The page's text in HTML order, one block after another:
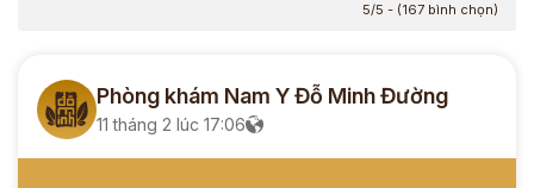
5/5 - (167 bình chọn)
Phòng khám Nam Y Đỗ Minh Đường
11 tháng 2 lúc 17:06